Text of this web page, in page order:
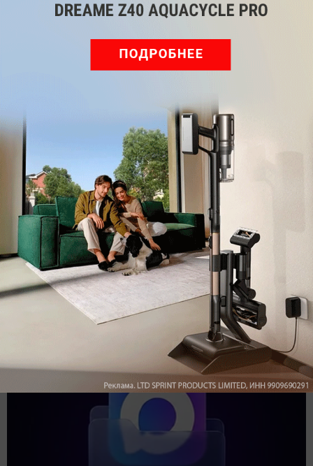
Обзор вертикального пылесоса Dreame Z40 AquaCycle
Подпишись на наш канал в мессенджере МАХ